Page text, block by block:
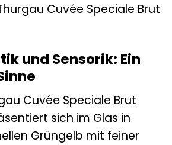
Cuvée Speciale Brut
und Sensorik: Ein
Cuvée Speciale Brut
sich im Glas in
Grüngelb mit feiner